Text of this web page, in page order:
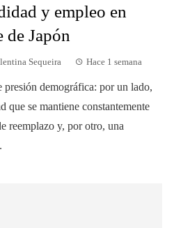
y empleo en
de Japón
Sequeira Hace 1 semana
presión demográfica: por un lado,
que se mantiene constantemente
reemplazo y, por otro, una